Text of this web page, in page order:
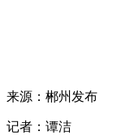
来源：郴州发布
记者：谭洁